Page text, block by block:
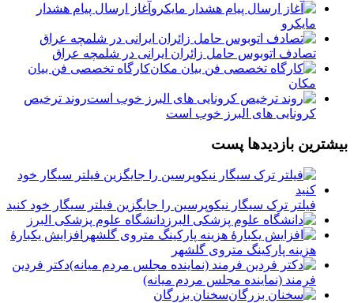
آغاز ارسال پیام هشدار
مایکرو
تصادف اتوبوس حامل زائران ایرانی در شلمچه عراق
کارگاه تخصصی فن بیان
مکان
روند ترخیص
کرونایی های البرز خوب است
بیشترین بازدیدها پست
فیلتر ترک سیگار نیکوپرسین را جایگزین فیلتر سیگار خود کنید
دانشگاه علوم پزشکی البرز
افزایش یکبارۀ
هزینه پارکینگ متروی گلشهر
دكتر فردين
فرمند (نماينده مجلس مردم میانه)
سخنان بزرگان